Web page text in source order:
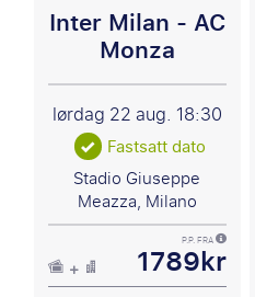
Inter Milan - AC
Monza
lørdag 22 aug. 18:30
Fastsatt dato
Stadio Giuseppe
Meazza, Milano
P.P. FRA
1789kr